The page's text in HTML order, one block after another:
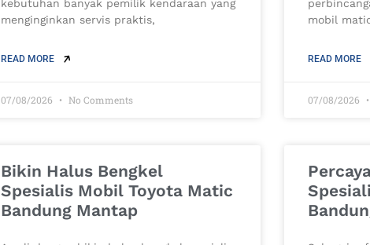
kebutuhan banyak pemilik kendaraan yang
menginginkan servis praktis,
READ MORE
07/08/2026 No Comments
mobil
READ MORE
07/08/2026
Bikin Halus Bengkel
Spesialis Mobil Toyota Matic
Bandung Mantap